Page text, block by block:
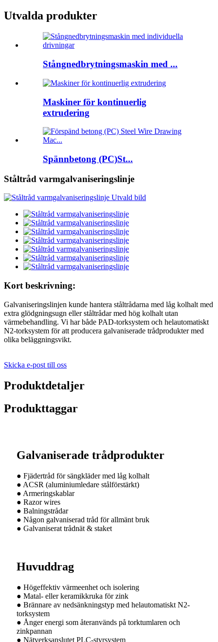
Utvalda produkter
Stångnedbrytningsmaskin med ...
Maskiner för kontinuerlig
extrudering
Spännbetong (PC)St...
Ståltråd varmgalvaniseringslinje
Kort beskrivning:
Galvaniseringslinjen kunde hantera ståltrådarna med låg kolhalt med
extra glödgningsugn eller ståltrådar med hög kolhalt utan
värmebehandling. Vi har både PAD-torksystem och helautomatiskt
N2-torksystem för att producera galvaniserade trådprodukter med
olika beläggningsvikt.
Skicka e-post till oss
Produktdetaljer
Produkttaggar
Galvaniserade trådprodukter
● Fjädertråd för sängkläder med låg kolhalt
● ACSR (aluminiumledare stålförstärkt)
● Armeringskablar
● Razor wires
● Balningstrådar
● Någon galvaniserad tråd för allmänt bruk
● Galvaniserat trådnät & staket
Huvuddrag
● Högeffektiv värmeenhet och isolering
● Matal- eller keramikkruka för zink
● Brännare av nedsänkningstyp med helautomatiskt N2-
torksystem
● Ånger energi som återanvänds på torktumlaren och
zinkpannan
● Nätverksanslutet PLC-styrsystem